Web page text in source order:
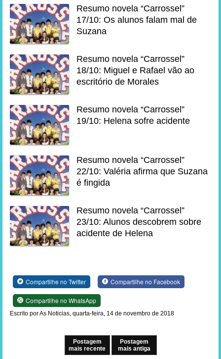
Resumo novela “Carrossel”
17/10: Os alunos falam mal de
Suzana
Resumo novela “Carrossel”
18/10: Miguel e Rafael vão ao
escritório de Morales
Resumo novela “Carrossel”
19/10: Helena sofre acidente
Resumo novela “Carrossel”
22/10: Valéria afirma que Suzana
é fingida
Resumo novela “Carrossel”
23/10: Alunos descobrem sobre
acidente de Helena
Compartilhe no Twitter Compartilhe no Facebook
Compartilhe no WhatsApp
Escrito por As Noticias, quarta-feira, 14 de novembro de 2018
Postagem
mais recente
Postagem
mais antiga